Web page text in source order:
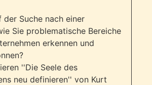
der Suche nach einer
Sie problematische Bereiche
erkennen und
''Die Seele des
neu definieren'' von Kurt